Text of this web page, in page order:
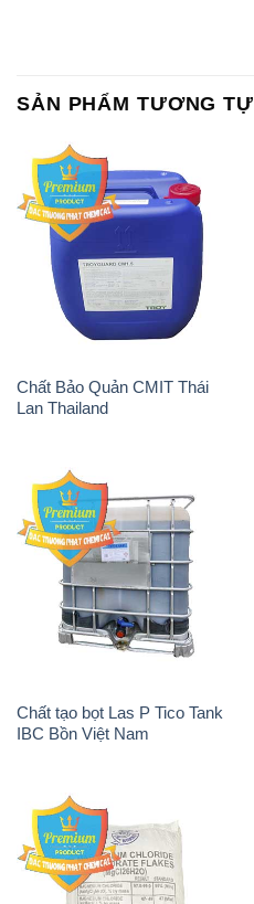
SẢN PHẨM TƯƠNG TỰ
Chất Bảo Quản CMIT Thái
Lan Thailand
Chất tạo bọt Las P Tico Tank
IBC Bồn Việt Nam